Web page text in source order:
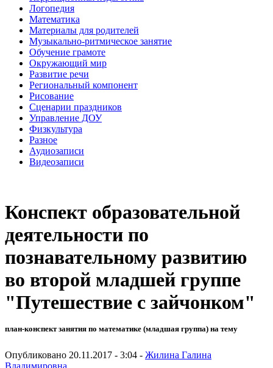
Логопедия
Математика
Материалы для родителей
Музыкально-ритмическое занятие
Обучение грамоте
Окружающий мир
Развитие речи
Региональный компонент
Рисование
Сценарии праздников
Управление ДОУ
Физкультура
Разное
Аудиозаписи
Видеозаписи
Конспект образовательной
деятельности по
познавательному развитию
во второй младшей группе
"Путешествие с зайчонком"
план-конспект занятия по математике (младшая группа) на тему
Опубликовано 20.11.2017 - 3:04 - Жилина Галина
Владимировна